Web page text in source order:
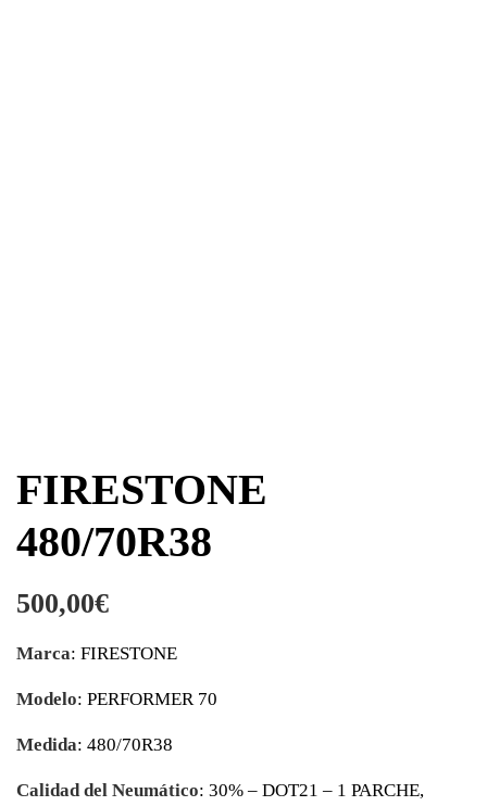
FIRESTONE
480/70R38
500,00€
Marca: FIRESTONE
Modelo: PERFORMER 70
Medida: 480/70R38
Calidad del Neumático: 30% – DOT21 – 1 PARCHE,